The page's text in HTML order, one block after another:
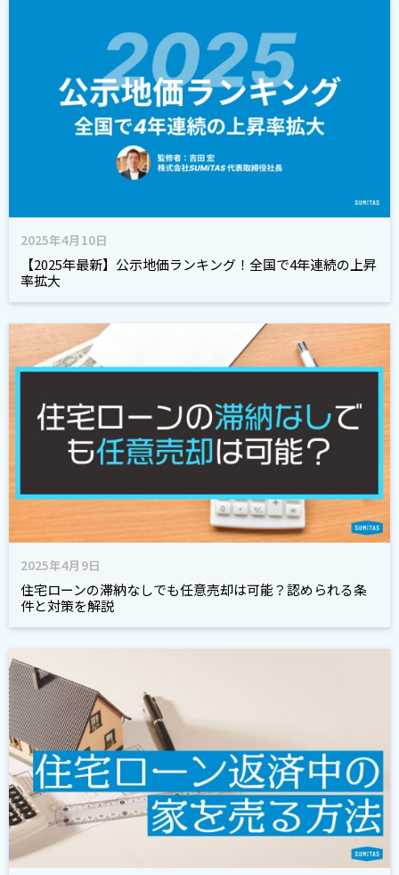
2025年4月10日
【2025年最新】公示地価ランキング！全国で4年連続の上昇
率拡大
2025年4月9日
住宅ローンの滞納なしでも任意売却は可能？認められる条
件と対策を解説